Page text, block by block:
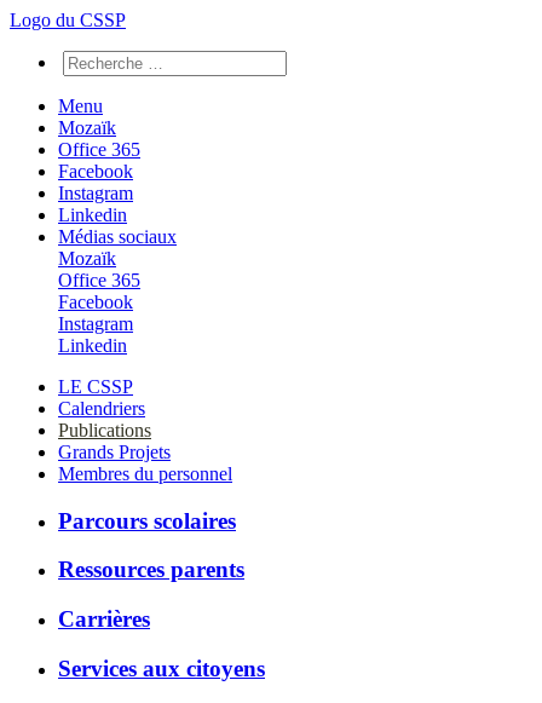
Logo du CSSP
Menu
Mozaïk
Office 365
Facebook
Instagram
Linkedin
Médias sociaux
Mozaïk
Office 365
Facebook
Instagram
Linkedin
LE CSSP
Calendriers
Publications
Grands Projets
Membres du personnel
Parcours scolaires
Ressources parents
Carrières
Services aux citoyens